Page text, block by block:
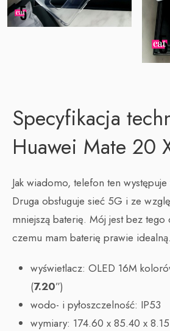
Specyfikacja
Huawei Mate 20
Jak wiadomo, telefon ten
Druga obsługuje sieć 5G i ze
mniejszą baterię. Mój jest bez tego
czemu mam baterię prawie idealną.
wyświetlacz: OLED 16M
(7.20”)
wodo- i pyłoszczelność: IP53
wymiary: 174.60 x 85.40 x